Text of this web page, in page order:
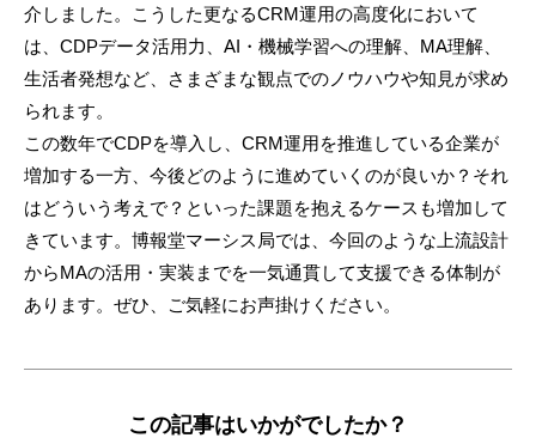
介しました。こうした更なるCRM運用の高度化において
は、CDPデータ活用力、AI・機械学習への理解、MA理解、
生活者発想など、さまざまな観点でのノウハウや知見が求め
られます。
この数年でCDPを導入し、CRM運用を推進している企業が
増加する一方、今後どのように進めていくのが良いか？それ
はどういう考えで？といった課題を抱えるケースも増加して
きています。博報堂マーシス局では、今回のような上流設計
からMAの活用・実装までを一気通貫して支援できる体制が
あります。ぜひ、ご気軽にお声掛けください。
この記事はいかがでしたか？